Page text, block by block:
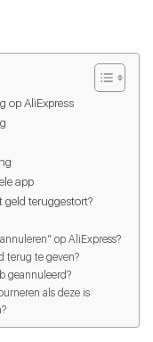
op AliExpress
app
geld teruggestort?
op AliExpress?
terug te geven?
geannuleerd?
als deze is